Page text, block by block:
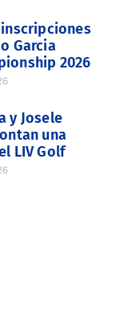
Garcia
2026
y Josele
una
LIV Golf